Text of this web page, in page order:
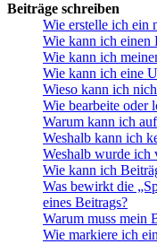
Beiträge schreiben
Wie erstelle ich ein
Wie kann ich einen
Wie kann ich
Wie kann ich eine
Wieso kann ich
Wie bearbeite oder
Warum kann ich
Weshalb kann ich
Weshalb wurde ich
Wie kann ich
Was bewirkt die
eines Beitrags?
Warum muss mein
Wie markiere ich